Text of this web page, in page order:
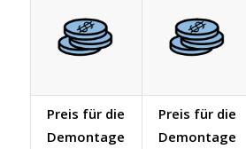
Preis für die
Demontage
Preis für die
Demontage